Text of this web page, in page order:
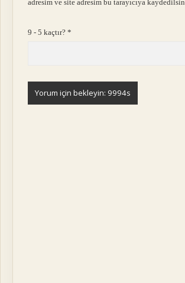
adresim ve site adresim bu tarayıcıya kaydedilsin.
9 - 5 kaçtır?*